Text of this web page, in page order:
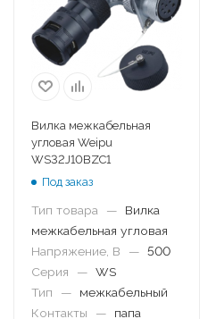
Вилка межкабельная
угловая Weipu
WS32J10BZC1
Под заказ
Тип товара —
Вилка
межкабельная угловая
Напряжение, В
— 500
Серия
— WS
Тип
—
межкабельный
Контакты
— папа